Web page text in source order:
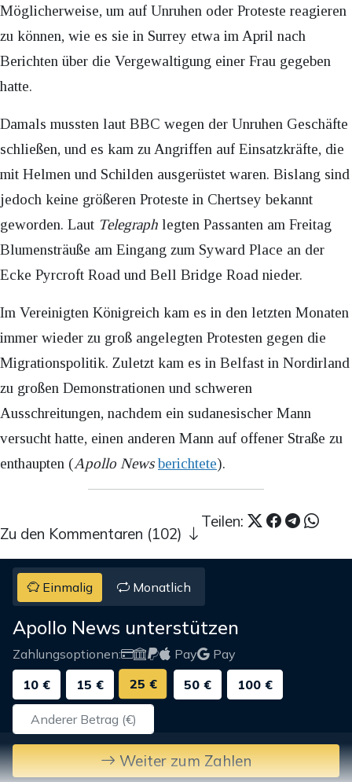
Möglicherweise, um auf Unruhen oder Proteste reagieren
zu können, wie es sie in Surrey etwa im April nach
Berichten über die Vergewaltigung einer Frau gegeben
hatte.
Damals mussten laut BBC wegen der Unruhen Geschäfte
schließen, und es kam zu Angriffen auf Einsatzkräfte, die
mit Helmen und Schilden ausgerüstet waren. Bislang sind
jedoch keine größeren Proteste in Chertsey bekannt
geworden. Laut Telegraph legten Passanten am Freitag
Blumensträuße am Eingang zum Syward Place an der
Ecke Pyrcroft Road und Bell Bridge Road nieder.
Im Vereinigten Königreich kam es in den letzten Monaten
immer wieder zu groß angelegten Protesten gegen die
Migrationspolitik. Zuletzt kam es in Belfast in Nordirland
zu großen Demonstrationen und schweren
Ausschreitungen, nachdem ein sudanesischer Mann
versucht hatte, einen anderen Mann auf offener Straße zu
enthaupten (Apollo News berichtete).
Teilen:
Zu den Kommentaren (102)
Einmalig Monatlich
Apollo News unterstützen
Zahlungsoptionen: Pay
Pay
10 €
15 € 25 € 50 € 100 €
Weiter zum Zahlen